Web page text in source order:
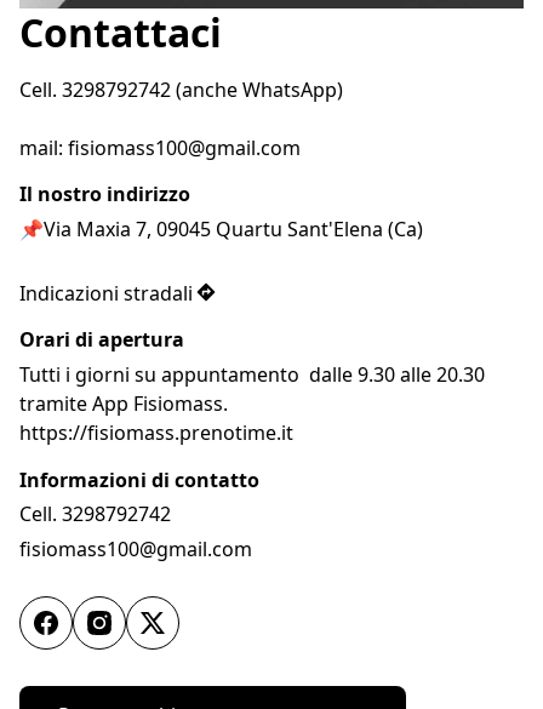
Contattaci
Cell. 3298792742 (anche WhatsApp)
Il nostro indirizzo
📌Via Maxia 7, 09045 Quartu Sant'Elena (Ca)
Indicazioni stradali
Orari di apertura
Tutti i giorni su appuntamento  dalle 9.30 alle 20.30
tramite App Fisiomass.
https://fisiomass.prenotime.it
Informazioni di contatto
Cell. 3298792742
fisiomass100@gmail.com